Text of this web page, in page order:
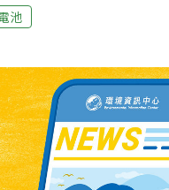
行動電話至筆記型電腦
與風力發電，讓無化石
池